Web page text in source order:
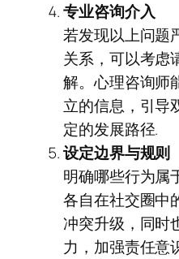
专业咨询介入
若发现以上问题
关系，可以考虑
解。心理咨询师
立的信息，引导
定的发展路径.
设定边界与规则
明确哪些行为属
各自在社交圈中
冲突升级，同时
力，加强责任意